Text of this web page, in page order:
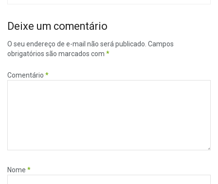
Deixe um comentário
O seu endereço de e-mail não será publicado. Campos
obrigatórios são marcados com *
Comentário *
Nome *